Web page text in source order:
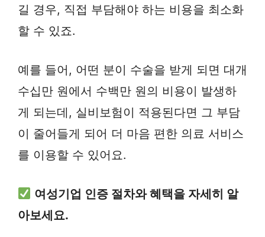
길 경우, 직접 부담해야 하는 비용을 최소화
할 수 있죠.
예를 들어, 어떤 분이 수술을 받게 되면 대개
수십만 원에서 수백만 원의 비용이 발생하
게 되는데, 실비보험이 적용된다면 그 부담
이 줄어들게 되어 더 마음 편한 의료 서비스
를 이용할 수 있어요.
여성기업 인증 절차와 혜택을 자세히 알
아보세요.